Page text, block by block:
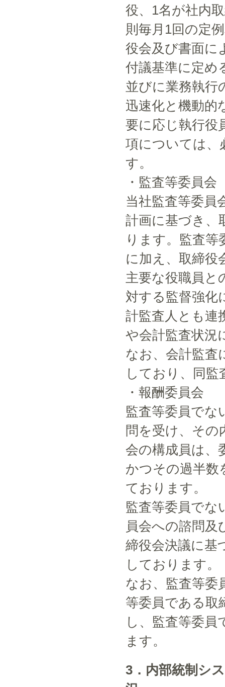
役、1名が社内
則毎月1回の定
役会及び書面に
付議基準に定め
並びに業務執行
迅速化と機動的
要に応じ執行役
項については、
す。
・監査等委員会
当社監査等委員
計画に基づき、
ります。監査等
に加え、取締役
主要な役職員と
対する監督強化
計監査人とも連
や会計監査状況
なお、会計監査
しており、同
・報酬委員会
監査等委員でな
問を受け、その
会の構成員は、
かつその過半数
ております。
監査等委員でな
員会への諮問
締役会決議に基
しております。
なお、監査等委
等委員である取
し、監査等委
ます。
3．内部統制シ